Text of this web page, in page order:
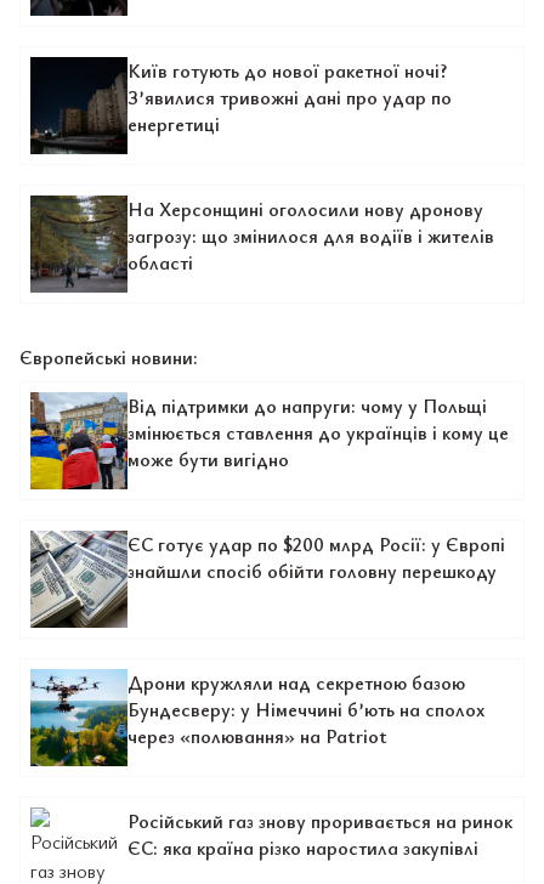
Київ готують до нової ракетної ночі?
З’явилися тривожні дані про удар по
енергетиці
На Херсонщині оголосили нову дронову
загрозу: що змінилося для водіїв і жителів
області
Європейські новини:
Від підтримки до напруги: чому у Польщі
змінюється ставлення до українців і кому це
може бути вигідно
ЄС готує удар по $200 млрд Росії: у Європі
знайшли спосіб обійти головну перешкоду
Дрони кружляли над секретною базою
Бундесверу: у Німеччині б’ють на сполох
через «полювання» на Patriot
Російський газ знову проривається на ринок
ЄС: яка країна різко наростила закупівлі